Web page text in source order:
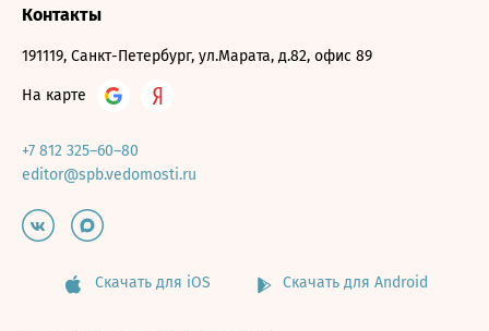
Контакты
191119, Санкт-Петербург, ул.Марата, д.82, офис 89
На карте
+7 812 325–60–80
editor@spb.vedomosti.ru
Скачать для iOS Скачать для Android